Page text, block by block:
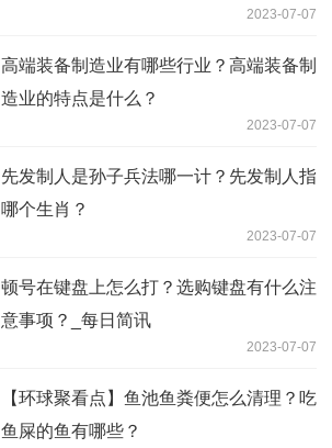
2023-07-07
高端装备制造业有哪些行业？高端装备制
造业的特点是什么？
2023-07-07
先发制人是孙子兵法哪一计？先发制人指
哪个生肖？
2023-07-07
顿号在键盘上怎么打？选购键盘有什么注
意事项？_每日简讯
2023-07-07
【环球聚看点】鱼池鱼粪便怎么清理？吃
鱼屎的鱼有哪些？